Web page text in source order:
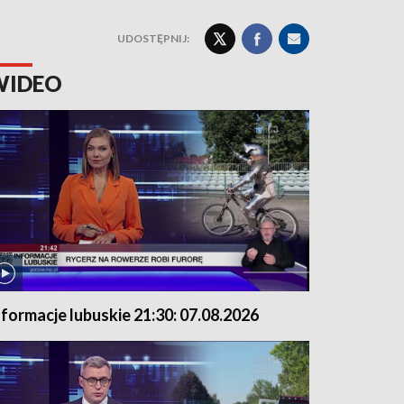
UDOSTĘPNIJ:
lubuskie 21:30: 07.08.2026